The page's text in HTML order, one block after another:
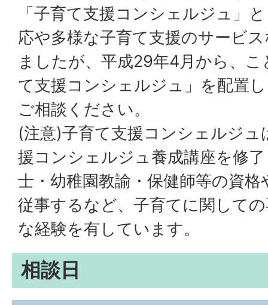
「子育て支援コンシェルジュ」
応や多様な子育て支援のサービ
ましたが、平成29年4月から、
て支援コンシェルジュ」を配置
ご相談ください。
(注意)子育て支援コンシェルジュ
援コンシェルジュ養成講座を修
士・幼稚園教諭・保健師等の資
従事するなど、子育てに関して
な経験を有しています。
相談日